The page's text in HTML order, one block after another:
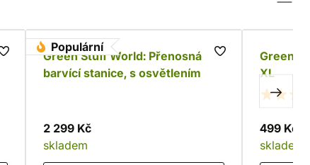
Populární
Green Stuff World: Přenosná
barvící stanice, s osvětlením
2 299 Kč
skladem
Green
XL
499 Kč
skladem